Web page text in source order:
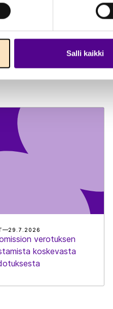
Salli kaikki
29.7.2026
verotuksen
koskevasta